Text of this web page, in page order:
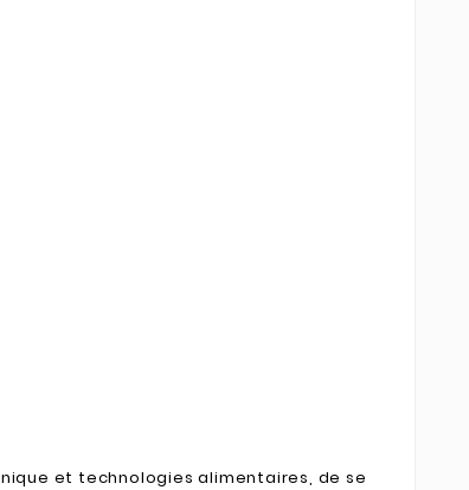
et technologies alimentaires, de se